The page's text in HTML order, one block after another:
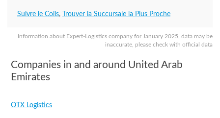
Information about Expert-Logistics company for January 2025, data may be
inaccurate, please check with official data
Suivre le Colis, Trouver la Succursale la Plus Proche
Companies in and around United Arab
Emirates
OTX Logistics